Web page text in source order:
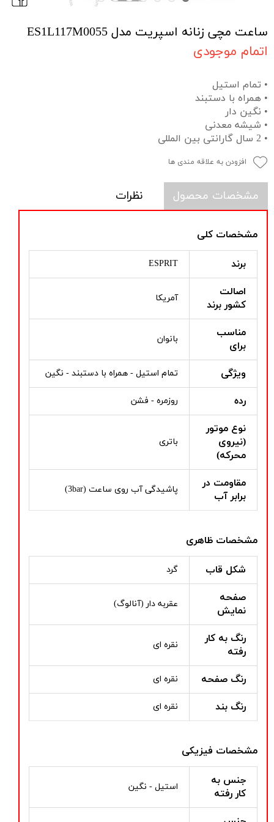
ساعت مچی زنانه اسپریت مدل ES1L117M0055
اتمام موجودی
• تمام استیل
• همراه با دستبند
• نگین دار
• شیشه معدنی
• 2 سال گارانتی بین المللی
افزودن به علاقه مندی ها
مشخصات محصول نظرات
مشخصات کلی
برند ESPRIT
اصالت
کشور برند
آمریکا
مناسب
برای
بانوان
ویژگی تمام استیل - همراه با دستبند - نگین
رده روزمره - فشن
نوع موتور
(نیروی
محرکه)
باتری
مقاومت در
برابر آب
پاشیدگی آب روی ساعت (3bar)
مشخصات ظاهری
شکل قاب گرد
صفحه
نمایش
عقربه دار (آنالوگ)
رنگ به کار
رفته
نقره ای
رنگ صفحه نقره ای
رنگ بند نقره ای
مشخصات فیزیکی
جنس به
کار رفته
استیل - نگین